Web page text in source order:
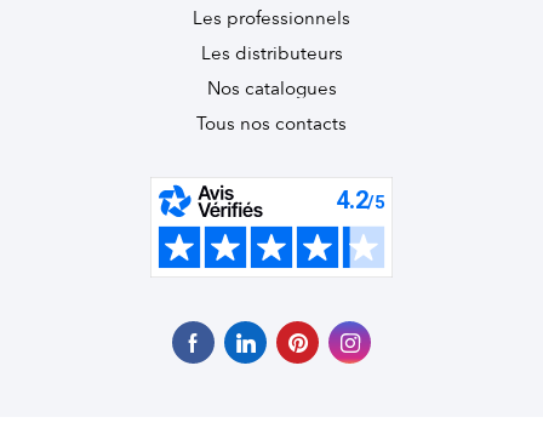
Les professionnels
Les distributeurs
Nos catalogues
Tous nos contacts